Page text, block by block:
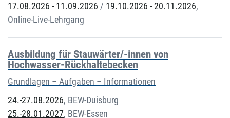
17.08.2026 - 11.09.2026 / 19.10.2026 - 20.11.2026,
Online-Live-Lehrgang
Ausbildung für Stauwärter/-innen von
Hochwasser-Rückhaltebecken
Grundlagen – Aufgaben – Informationen
24.-27.08.2026, BEW-Duisburg
25.-28.01.2027, BEW-Essen